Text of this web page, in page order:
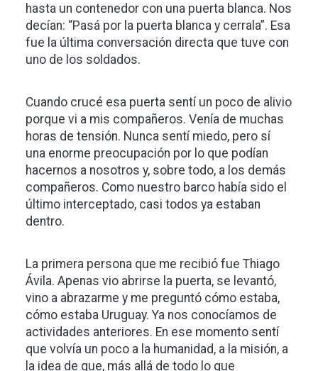
hasta un contenedor con una puerta blanca. Nos
decían: “Pasá por la puerta blanca y cerrala”. Esa
fue la última conversación directa que tuve con
uno de los soldados.
Cuando crucé esa puerta sentí un poco de alivio
porque vi a mis compañeros. Venía de muchas
horas de tensión. Nunca sentí miedo, pero sí
una enorme preocupación por lo que podían
hacernos a nosotros y, sobre todo, a los demás
compañeros. Como nuestro barco había sido el
último interceptado, casi todos ya estaban
dentro.
La primera persona que me recibió fue Thiago
Ávila. Apenas vio abrirse la puerta, se levantó,
vino a abrazarme y me preguntó cómo estaba,
cómo estaba Uruguay. Ya nos conocíamos de
actividades anteriores. En ese momento sentí
que volvía un poco a la humanidad, a la misión, a
la idea de que, más allá de todo lo que